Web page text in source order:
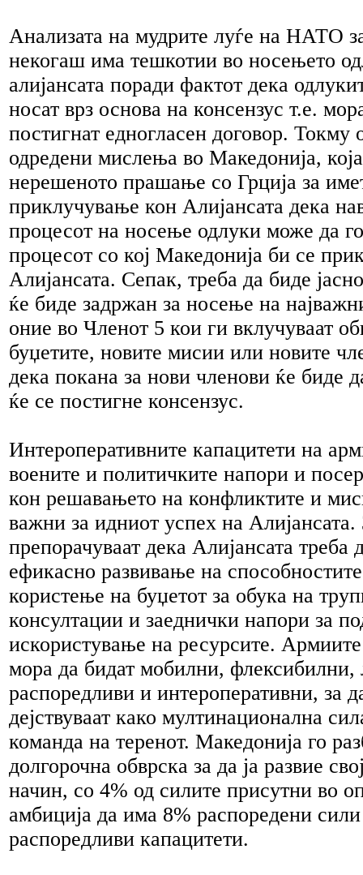
Анализата на мудрите луѓе на НАТО
некогаш има тешкотии во носењето
алијансата поради фактот дека
носат врз основа на консензус т.е.
постигнат едногласен договор. Токму
одредени мислења во Македонија,
нерешеното прашање со Грција за
приклучување кон Алијансата дека
процесот на носење одлуки може да
процесот со кој Македонија би се
Алијансата. Сепак, треба да биде
ќе биде задржан за носење на
оние во Членот 5 кои ги вклучуваат
буџетите, новите мисии или новите
дека покана за нови членови ќе биде
ќе се постигне консензус.
Интероперативните капацитети на
воените и политичките напори и
кон решавањето на конфликтите и
важни за идниот успех на Алијансата.
препорачуваат дека Алијансата треба
ефикасно развивање на
користење на буџетот за обука на
консултации и заеднички напори за
искористување на ресурсите.
мора да бидат мобилни, флексибилни,
распоредливи и интероперативни, за
дејствуваат како мултинационална
команда на теренот. Македонија го
долгорочна обврска за да ја развие
начин, со 4% од силите присутни во
амбиција да има 8% распоредени
распоредливи капацитети.